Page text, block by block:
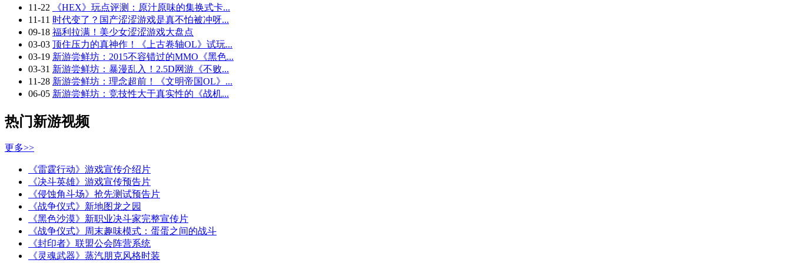
11-22
《HEX》玩点评测：原汁原味的集换式卡...
11-11 时代变了？国产涩涩游戏是真不怕被冲呀...
09-18 福利拉满！美少女涩涩游戏大盘点
03-03 顶住压力的真神作！《上古卷轴OL》试玩...
03-19 新游尝鲜坊：2015不容错过的MMO《黑色...
03-31 新游尝鲜坊：暴漫乱入！2.5D网游《不败...
11-28 新游尝鲜坊：理念超前！《文明帝国OL》...
06-05 新游尝鲜坊：竞技性大于真实性的《战机...
热门新游视频
更多>>
《雷霆行动》游戏宣传介绍片
《决斗英雄》游戏宣传预告片
《侵蚀角斗场》抢先测试预告片
《战争仪式》新地图龙之园
《黑色沙漠》新职业决斗家完整宣传片
《战争仪式》周末趣味模式：蛋蛋之间的战斗
《封印者》联盟公会阵营系统
《灵魂武器》蒸汽朋克风格时装